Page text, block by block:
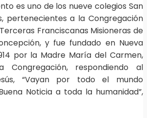
es uno de los nueve colegios San
pertenecientes a la Congregación
Franciscanas Misioneras de
y fue fundado en Nueva
por la Madre María del Carmen,
Congregación, respondiendo al
“Vayan por todo el mundo
Noticia a toda la humanidad”,